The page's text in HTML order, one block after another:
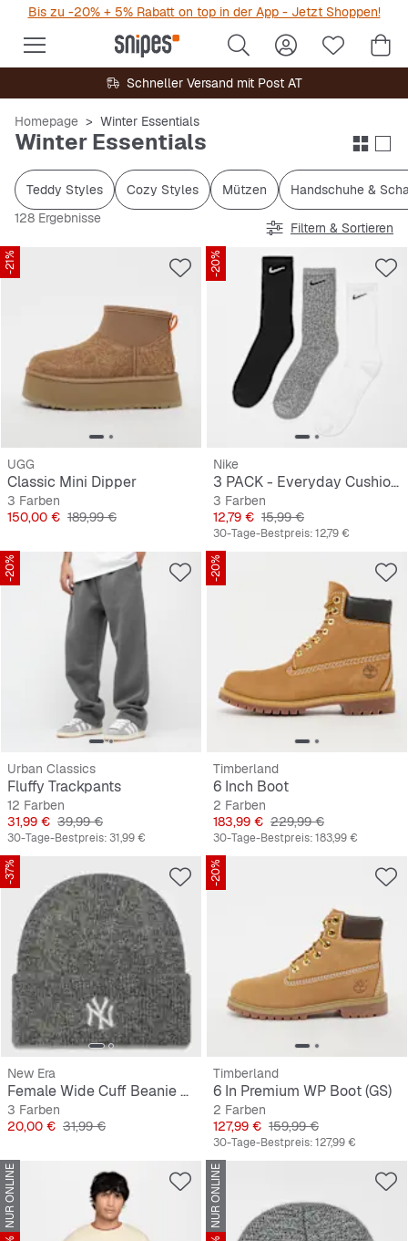
Bis zu -20% + 5% Rabatt on top in der App - Jetzt Shoppen!
Schneller Versand mit Post AT
Homepage Winter Essentials
Winter Essentials
Teddy Styles Cozy Styles Mützen
Handschuhe &
128 Ergebnisse
Filtern & Sortieren
-21%
UGG
Classic Mini Dipper
3 Farben
Preis
150,00 € Originalpreis
189,99 €
-20%
Nike
3 PACK - Everyday Cushioned
3 Farben
Preis
12,79 € Originalpreis
15,99 €
30-Tage-Bestpreis:12,79 €
-20%
Urban Classics
Fluffy Trackpants
12 Farben
Preis
31,99 € Originalpreis
39,99 €
30-Tage-Bestpreis:31,99 €
-20%
Timberland
6 Inch Boot
2 Farben
Preis
183,99 € Originalpreis
229,99 €
30-Tage-Bestpreis:183,99 €
-37%
New Era
Female Wide Cuff Beanie MLB New York Yankees
3 Farben
Preis
20,00 € Originalpreis
31,99 €
-20%
Timberland
6 In Premium WP Boot (GS)
2 Farben
Preis
127,99 € Originalpreis
159,99 €
30-Tage-Bestpreis:127,99 €
NUR ONLINE NUR ONLINE